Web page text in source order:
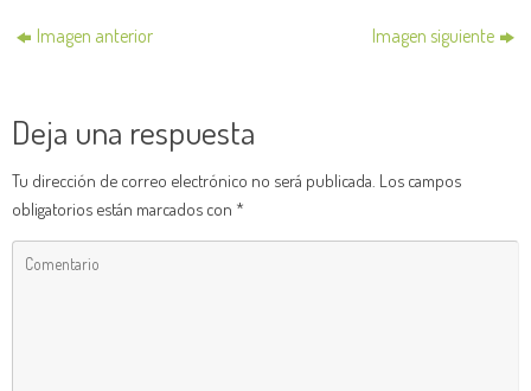
Imagen anterior Imagen siguiente
Deja una respuesta
Tu dirección de correo electrónico no será publicada. Los campos
obligatorios están marcados con *